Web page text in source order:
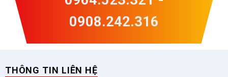
0908.242.316
THÔNG TIN LIÊN HỆ